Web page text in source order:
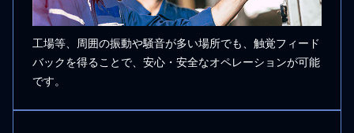
工場等、周囲の振動や騒⾳が多い場所でも、触覚フィード
バックを得ることで、安⼼・安全なオペレーションが可能
です。